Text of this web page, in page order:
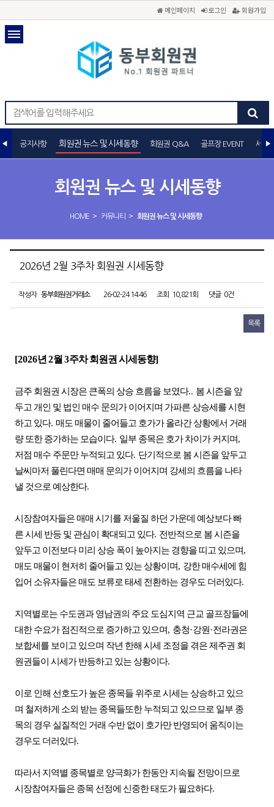
메인페이지 로그인 회원가입
회원권 뉴스 및 시세동향
HOME > 커뮤니티 > 회원권 뉴스 및 시세동향
공지사항 회원권 뉴스 및 시세동향 회원권 Q&A 골프장 EVENT 세무
2026년 2월 3주차 회원권 시세동향
작성자 동부회원권거래소 26-02-24 14:46 조회 10,821회 댓글 0건
목록
[2026년 2월 3주차 회원권 시세동향]
금주 회원권 시장은 큰폭의 상승 흐름을 보였다.. 봄 시즌을 앞
두고 개인 및 법인 매수 문의가 이어지며 가파른 상승세를 시현
하고 있다. 매도 매물이 줄어들고 호가가 올라간 상황에서 거래
량 또한 증가하는 모습이다. 일부 종목은 호가 차이가 커지며,
저점 매수 주문만 누적되고 있다. 단기적으로 봄 시즌을 앞두고
날씨마저 풀린다면 매매 문의가 이어지며 강세의 흐름을 나타
낼 것으로 예상한다.
시장참여자들은 매매 시기를 저울질 하던 가운데 예상보다 빠
른 시세 반등 및 관심이 확대되고 있다. 전반적으로 봄 시즌을
앞두고 이전보다 미리 상승 폭이 높아지는 경향을 띠고 있으며,
매도 매물이 현저히 줄어들고 있는 상황이며, 강한 매수세에 힘
입어 소유자들은 매도 보류로 태세 전환하는 경우도 더러있다.
지역별로는 수도권과 영남권의 주요 도심지역 근교 골프장들에
대한 수요가 점진적으로 증가하고 있으며, 충청·강원·전라권은
보합세를 보이고 있으며 작년 한해 시세 조정을 겪은 제주권 회
원권들이 시세가 반등하고 있는 상황이다.
이로 인해 선호도가 높은 종목들 위주로 시세는 상승하고 있으
며 철저하게 소외 받는 종목들또한 누적되고 있으므로 일부 종
목의 경우 실질적인 거래 수반 없이 호가만 반영되어 움직이는
경우도 더러있다.
따라서 지역별 종목별로 양극화가 한동안 지속될 전망이므로
시장참여자들은 종목 선정에 신중한 태도가 필요하다.